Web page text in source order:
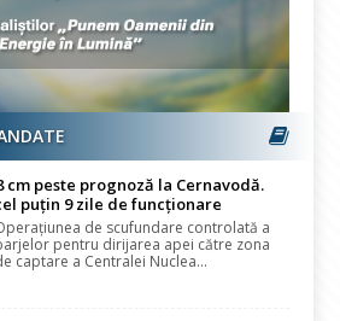
cm peste prognoză la Cernavodă.
puțin 9 zile de funcționare
de scufundare controlată a
pentru dirijarea apei către zona
captare a Centralei Nuclea...